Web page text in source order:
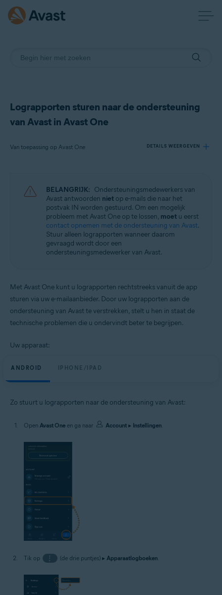
Lograpporten sturen naar de ondersteuning
van Avast in Avast One
Van toepassing op Avast One DETAILS WEERGEVEN
Avast One
Besturingssystemen:
Android en iOS
BELANGRIJK: Ondersteuningsmedewerkers van
Avast antwoorden niet op e-mails die naar het
postvak IN worden gestuurd. Om een mogelijk
probleem met Avast One op te lossen, moet u eerst
contact opnemen met de ondersteuning van Avast.
Stuur alleen lograpporten wanneer daarom
gevraagd wordt door een
ondersteuningsmedewerker van Avast.
Met Avast One kunt u lograpporten rechtstreeks vanuit de app
sturen via uw e-mailaanbieder. Door uw lograpporten aan de
ondersteuning van Avast te verstrekken, stelt u hen in staat de
technische problemen die u ondervindt beter te begrijpen.
Uw apparaat:
ANDROID IPHONE/IPAD
Zo stuurt u lograpporten naar de ondersteuning van Avast:
Open Avast One en ga naar Account ▸ Instellingen.
Tik op ⋮ (de drie puntjes) ▸ Apparaatlogboeken.